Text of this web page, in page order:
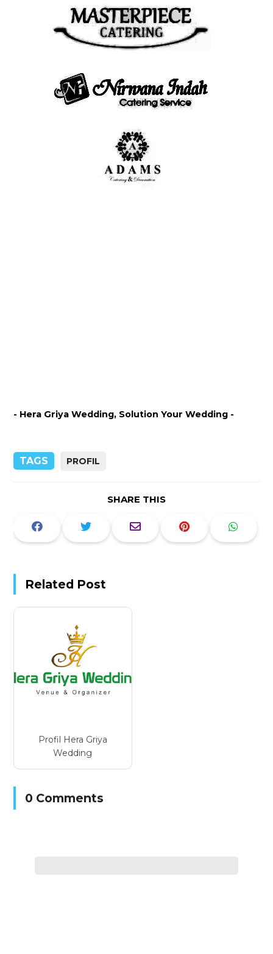
- Hera Griya Wedding, Solution Your Wedding -
TAGS PROFIL
SHARE THIS
Related Post
Profil Hera Griya
Wedding
0 Comments